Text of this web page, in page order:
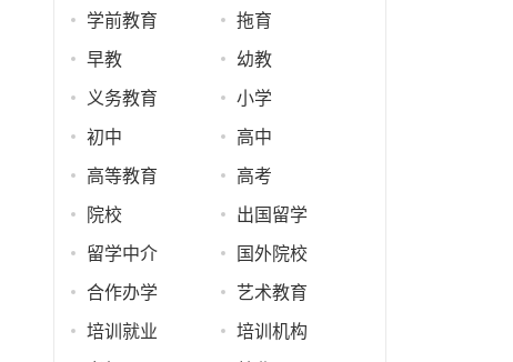
学前教育 拖育
早教 幼教
义务教育 小学
初中 高中
高等教育 高考
院校 出国留学
留学中介 国外院校
合作办学 艺术教育
培训就业 培训机构